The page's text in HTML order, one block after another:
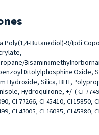
Poly(1,4-Butanediol)-9/Ipdi
Ditolylphosphine Oxide,
Hydroxide, Silica, BHT,
Hydroquinone, +/- ( CI
CI 77266, CI 45410, CI 15850,
CI 47005, CI 16035, CI 45380,